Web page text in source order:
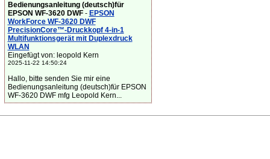
Bedienungsanleitung (deutsch)für
EPSON WF-3620 DWF- EPSON
WorkForce WF-3620 DWF
PrecisionCore™-Druckkopf 4-in-1
Multifunktionsgerät mit Duplexdruck
WLAN
Eingefügt von: leopold Kern
2025-11-22 14:50:24
Hallo, bitte senden Sie mir eine
Bedienungsanleitung (deutsch)für EPSON
WF-3620 DWF mfg Leopold Kern...